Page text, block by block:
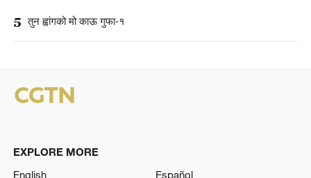
5 तुन ह्वांगको मो काऊ गुफा-१
EXPLORE MORE
English
Español